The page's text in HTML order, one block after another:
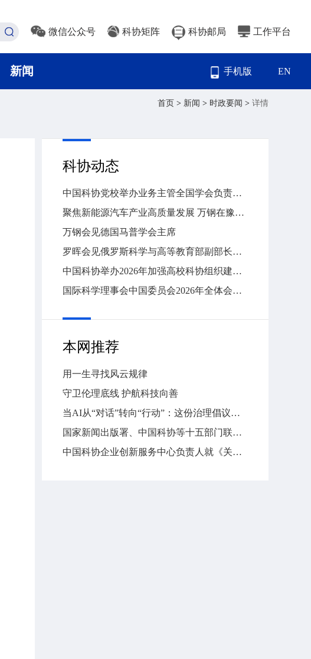
微信公众号 科协矩阵 科协邮局 工作平台
手机版 EN
新闻
首页 > 新闻 > 时政要闻 > 详情
科协动态
中国科协党校举办业务主管全国学会负责人专题研讨班
聚焦新能源汽车产业高质量发展 万钢在豫作专题报告
万钢会见德国马普学会主席
罗晖会见俄罗斯科学与高等教育部副部长康斯坦丁·伊里奇·莫吉列夫斯基
中国科协举办2026年加强高校科协组织建设工作部署交流活动
国际科学理事会中国委员会2026年全体会议召开
本网推荐
用一生寻找风云规律
守卫伦理底线 护航科技向善
当AI从“对话”转向“行动”：这份治理倡议，要守住什么底线？
国家新闻出版署、中国科协等十五部门联合部署首个“全民阅读活动周”
中国科协企业创新服务中心负责人就《关于推进新时代园区（企业）科协工作高质量发展的意见》答问